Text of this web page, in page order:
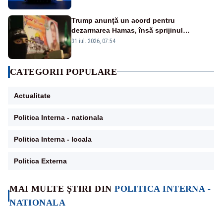
MAI MULTE ȘTIRI DINPOLITICA INTERNA -
NATIONALA
Trump anunță un acord pentru
dezarmarea Hamas, însă sprijinul
Israelului rămâne incert
31 iul. 2026, 07:54
CATEGORII POPULARE
Actualitate
Politica Interna - nationala
Politica Interna - locala
Politica Externa